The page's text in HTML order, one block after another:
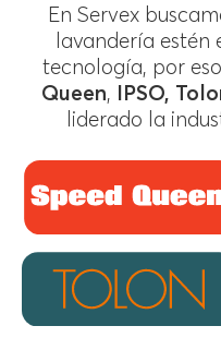
En Servex
lavandería estén
tecnología, por
Queen, IPSO,
liderado la